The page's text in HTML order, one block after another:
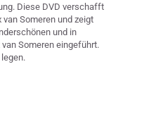
Diese DVD verschafft
Someren und zeigt
und in
Someren eingeführt.